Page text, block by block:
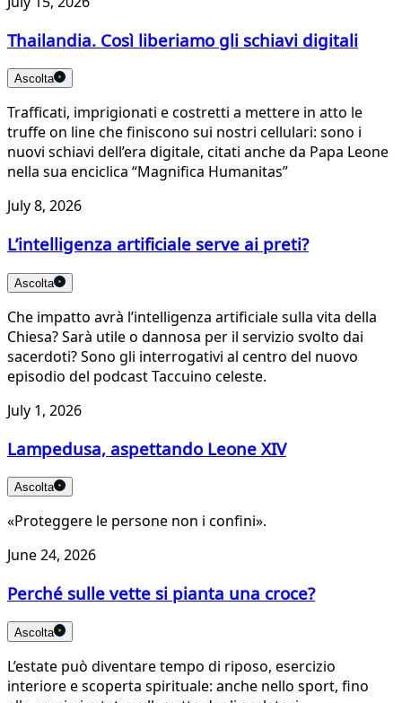
Thailandia. Così liberiamo gli schiavi digitali
Ascolta
Trafficati, imprigionati e costretti a mettere in atto le
truffe on line che finiscono sui nostri cellulari: sono i
nuovi schiavi dell’era digitale, citati anche da Papa Leone
nella sua enciclica “Magnifica Humanitas”
July 8, 2026
L’intelligenza artificiale serve ai preti?
Ascolta
Che impatto avrà l’intelligenza artificiale sulla vita della
Chiesa? Sarà utile o dannosa per il servizio svolto dai
sacerdoti? Sono gli interrogativi al centro del nuovo
episodio del podcast Taccuino celeste.
July 1, 2026
Lampedusa, aspettando Leone XIV
Ascolta
«Proteggere le persone non i confini».
June 24, 2026
Perché sulle vette si pianta una croce?
Ascolta
L’estate può diventare tempo di riposo, esercizio
interiore e scoperta spirituale: anche nello sport, fino